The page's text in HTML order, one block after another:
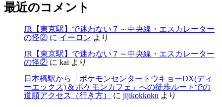
最近のコメント
JR【東京駅】で迷わない７～中央線・エスカレーター
の怪② に イーロン より
JR【東京駅】で迷わない７～中央線・エスカレーター
の怪② に kai より
日本橋駅から「ポケモンセンタートウキョーDX(ディ
ーエックス) & ポケモンカフェ」への徒歩ルートでの
道順アクセス（行き方）
に jijikokkoku より